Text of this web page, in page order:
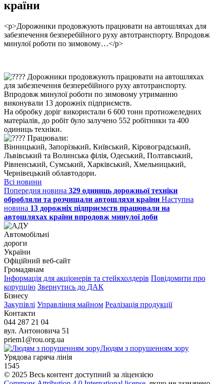
країни
<p>Дорожники продовжують працювати на автошляхах для
забезпечення безперебійного руху автотранспорту. Впродовж
минулої роботи по зимовому…</p>
Дорожники продовжують працювати на автошляхах
для забезпечення безперебійного руху автотранспорту.
Впродовж минулої роботи по зимовому утриманню
виконували 13 дорожніх підприємств.
На обробку доріг використали 6 600 тонн протиожеледних
матеріалів, до робіт було залучено 552 робітники та 400
одиниць техніки.
Працювали:
Вінницький, Запорізький, Київський, Кіровоградський,
Львівський та Волинська філія, Одеський, Полтавський,
Рівненський, Сумський, Харківський, Хмельницький,
Чернівецький облавтодори.
Всі новини
Попередня новина 329 одиниць дорожньої техніки
обробляли та розчищали автошляхи країни Наступна
новина 13 дорожніх підприємств працювали на
автошляхах країни впродовж минулої доби
Автомобільні
дороги
України
Офіційний веб‑сайт
Громадянам
Інформація для акціонерів та стейкхолдерів Повідомити про
корупцію Звернутись до ДАК
Бізнесу
Закупівлі Управління майном Реалізація продукції
Контакти
044 287 21 04
вул. Антоновича 51
priem1@rou.org.ua
Людям з порушенням зору
Урядова гаряча лінія
1545
© 2025 Весь контент доступний за ліцензією